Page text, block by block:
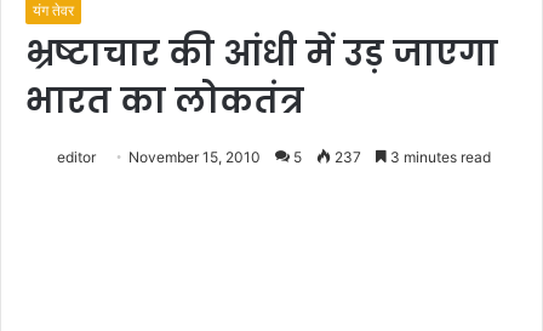
यंग तेवर
भ्रष्टाचार की आंधी में उड़ जाएगा
भारत का लोकतंत्र
editor November 15, 2010 5 237 3 minutes read